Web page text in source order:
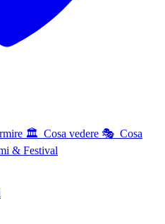
🏛 Cosa vedere 🎭 Cosa
& Festival